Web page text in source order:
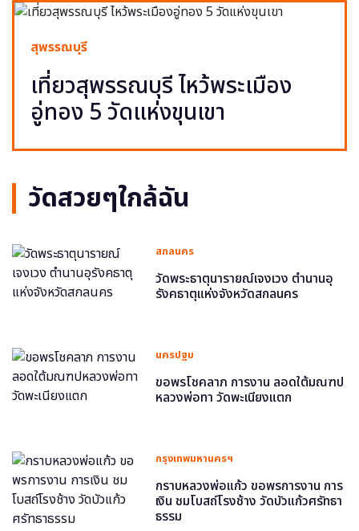
สุพรรณบุรี
เที่ยวสุพรรณบุรี ไหว้พระเมือง
อู่ทอง 5 วัดแห่งขุนเขา
วัดสวยๆใกล้ฉัน
สกลนคร
วัดพระธาตุนารายณ์เจงเวง ตำนานอุ
รังคธาตุแห่งจังหวัดสกลนคร
นครปฐม
ขอพรโชคลาภ การงาน ลอดใต้มณฑป
หลวงพ่อทา วัดพะเนียงแตก
กรุงเทพมหานครฯ
กราบหลวงพ่อแก้ว ขอพรการงาน การ
เงิน ชมโบสถ์โรงช้าง วัดบัวแก้วศรัทธา
ธรรม